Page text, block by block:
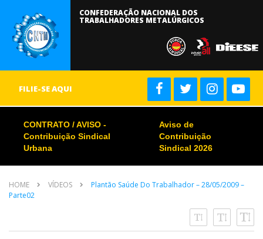
CONFEDERAÇÃO NACIONAL DOS
TRABALHADORES METALÚRGICOS
FILIE-SE AQUI
CONTRATO / AVISO -
Contribuição Sindical
Urbana
Aviso de
Contribuição
Sindical 2026
HOME VÍDEOS
Plantão Saúde Do Trabalhador – 28/05/2009 –
Parte02